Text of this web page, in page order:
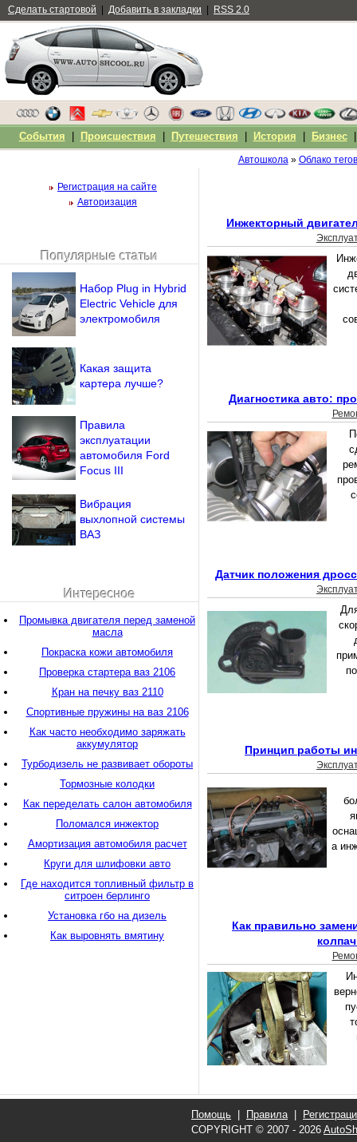
Автошкола» Облако тегов
Инжекторный
Диагностика авто:
Датчик положения
Принцип работы
а
Как правильно
Регистрация на сайте
Авторизация
Напомнить пароль?
Популярные статьи
Набор Plug in Hybrid
Electric Vehicle для
электромобиля
Какая защита
картера лучше?
Правила
эксплуатации
автомобиля Ford
Focus III
Вибрация
выхлопной системы
ВАЗ
Интересное
Промывка двигателя перед заменой
масла
Покраска кожи автомобиля
Проверка стартера ваз 2106
Кран на печку ваз 2110
Спортивные пружины на ваз 2106
Как часто необходимо заряжать
аккумулятор
Турбодизель не развивает обороты
Тормозные колодки
Как переделать салон автомобиля
Поломался инжектор
Амортизация автомобиля расчет
Круги для шлифовки авто
Где находится топливный фильтр в
ситроен берлинго
Установка гбо на дизель
Как выровнять вмятину
Сделать стартовой Добавить в закладки RSS 2.0
События Происшествия Путешествия История Бизнес
Помощь Правила|
COPYRIGHT © 2007 - 2026